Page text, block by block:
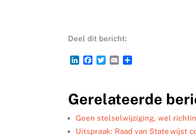
Deel dit bericht:
L
e
d
I
n
F
b
o
o
k
T
t
e
r
E
l
n
Gerelateerde
Geen stelselwijziging, wel
Uitspraak: Raad van State wijst